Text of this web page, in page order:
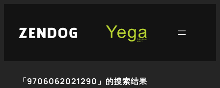
「9706062021290」的搜索结果